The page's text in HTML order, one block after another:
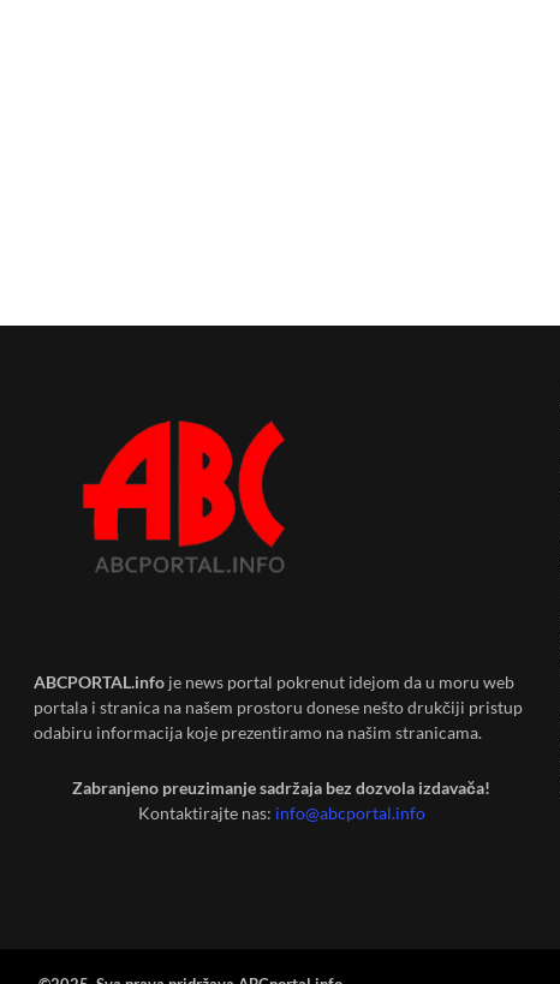
ABCPORTAL.info je news portal pokrenut idejom da u moru web
portala i stranica na našem prostoru donese nešto drukčiji pristup
odabiru informacija koje prezentiramo na našim stranicama.
Zabranjeno preuzimanje sadržaja bez dozvola izdavača!
Kontaktirajte nas: info@abcportal.info